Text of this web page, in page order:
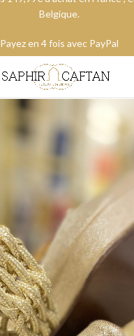
Belgique.
Payez en 4 fois avec PayPal